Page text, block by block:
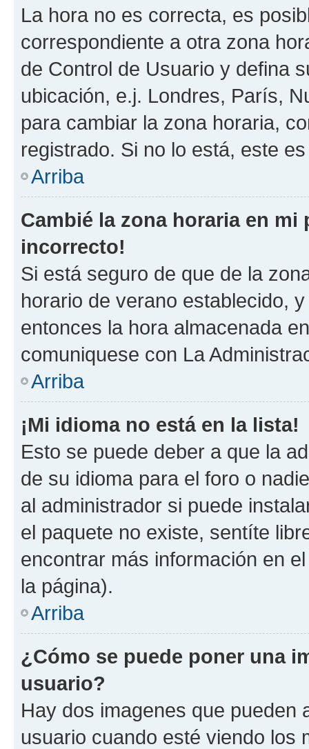
La hora no es correcta, es
correspondiente a otra zona
de Control de Usuario y defina
ubicación, e.j. Londres, París,
para cambiar la zona horaria,
registrado. Si no lo está, este
Arriba
Cambié la zona horaria en
incorrecto!
Si está seguro de que de la
horario de verano establecido,
entonces la hora almacenada
comuniquese con La
Arriba
¡Mi idioma no está en la lista!
Esto se puede deber a que la
de su idioma para el foro o
al administrador si puede
el paquete no existe, sentíte
encontrar más información en
la página).
Arriba
¿Cómo se puede poner una
usuario?
Hay dos imagenes que pueden
usuario cuando esté viendo los